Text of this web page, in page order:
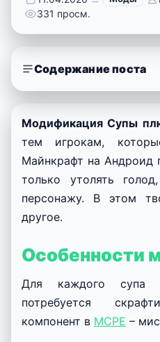
331 просм.
Содержание поста
Модификация Супы
тем игрокам,
Майнкрафт на Андроид
только утолять
персонажу. В этом
другое.
Особенности
Для каждого
потребуется
компонент в MCPE –